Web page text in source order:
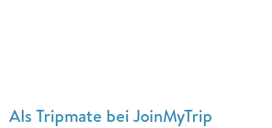
Als Tripmate bei JoinMyTrip